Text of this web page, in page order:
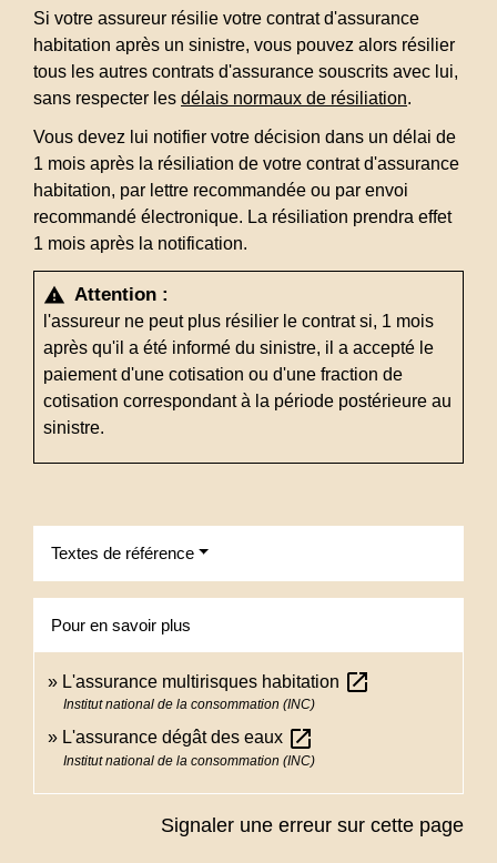
Si votre assureur résilie votre contrat d'assurance
habitation après un sinistre, vous pouvez alors résilier
tous les autres contrats d'assurance souscrits avec lui,
sans respecter les délais normaux de résiliation.
Vous devez lui notifier votre décision dans un délai de
1 mois après la résiliation de votre contrat d'assurance
habitation, par lettre recommandée ou par envoi
recommandé électronique. La résiliation prendra effet
1 mois après la notification.
warning Attention :
l'assureur ne peut plus résilier le contrat si, 1 mois
après qu'il a été informé du sinistre, il a accepté le
paiement d'une cotisation ou d'une fraction de
cotisation correspondant à la période postérieure au
sinistre.
Textes de référence
Pour en savoir plus
L'assurance multirisques habitation open_in_new
Institut national de la consommation (INC)
L'assurance dégât des eaux open_in_new
Institut national de la consommation (INC)
Signaler une erreur sur cette page